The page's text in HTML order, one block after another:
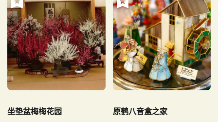
坐垫盆梅梅花园 原鹤八音盒之家